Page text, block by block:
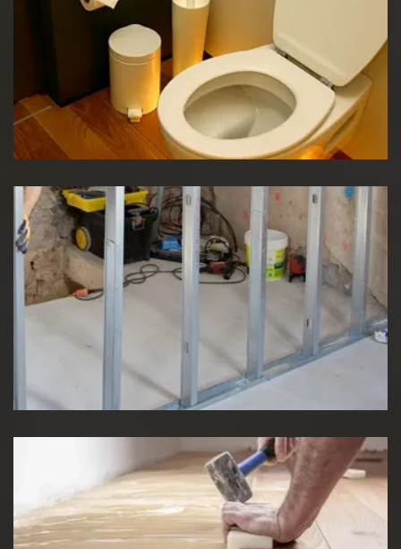
Réparation WC
Pose de cloison